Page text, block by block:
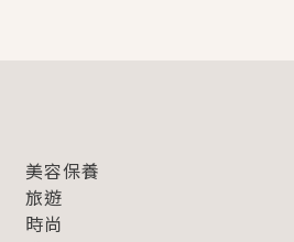
美容保養
旅遊
時尚